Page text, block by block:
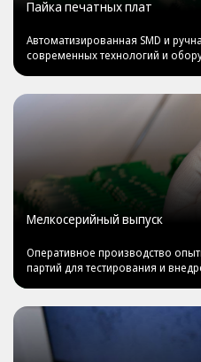
Пайка печатных плат
Автоматизированная SMD и
современных технологий и
Мелкосерийный выпуск
Оперативное производство
партий для тестирования и